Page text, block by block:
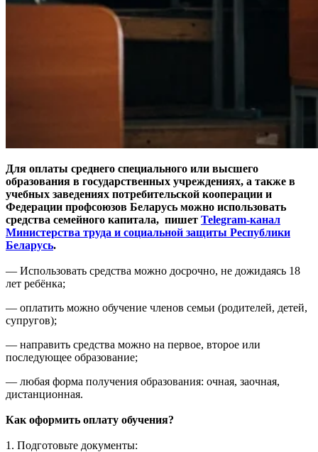
Для оплаты среднего специального или высшего
образования в государственных учреждениях, а также в
учебных заведениях потребительской кооперации и
Федерации профсоюзов Беларусь можно использовать
средства семейного капитала, пишет Telegram-канал
Министерства труда и социальной защиты Республики
Беларусь.
— Использовать средства можно досрочно, не дожидаясь 18
лет ребёнка;
— оплатить можно обучение членов семьи (родителей, детей,
супругов);
— направить средства можно на первое, второе или
последующее образование;
— любая форма получения образования: очная, заочная,
дистанционная.
Как оформить оплату обучения?
1. Подготовьте документы: